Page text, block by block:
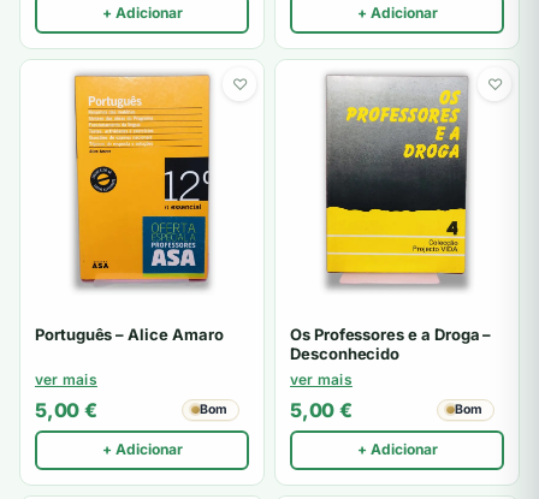
+ Adicionar + Adicionar
♡
Português – Alice Amaro
ver mais
5,00 € Bom
+ Adicionar
♡
Os Professores e a Droga –
Desconhecido
ver mais
5,00 € Bom
+ Adicionar